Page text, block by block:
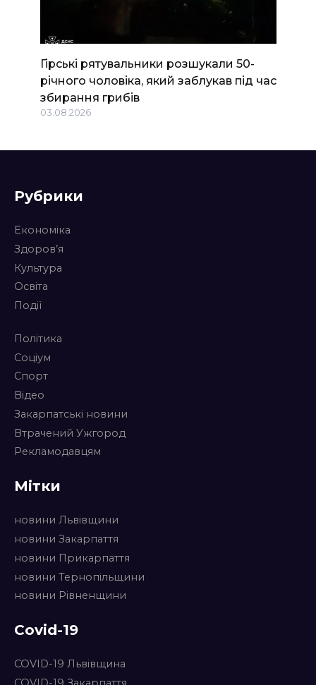
Гірські рятувальники розшукали 50-
річного чоловіка, який заблукав під час
збирання грибів
03.08.2026
Рубрики
Економіка
Здоров’я
Культура
Освіта
Події
Політика
Соціум
Спорт
Відео
Закарпатські новини
Втрачений Ужгород
Рекламодавцям
Мітки
новини Львівщини
новини Закарпаття
новини Прикарпаття
новини Тернопільщини
новини Рівненщини
Covid-19
COVID-19 Львівщина